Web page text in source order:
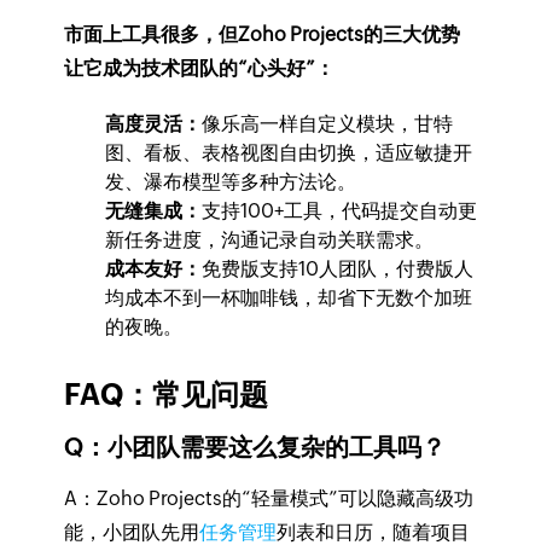
市面上工具很多，但Zoho Projects的三大优势
让它成为技术团队的“心头好”：
高度灵活： 像乐高一样自定义模块，甘特
图、看板、表格视图自由切换，适应敏捷开
发、瀑布模型等多种方法论。
无缝集成： 支持100+工具，代码提交自动更
新任务进度，沟通记录自动关联需求。
成本友好： 免费版支持10人团队，付费版人
均成本不到一杯咖啡钱，却省下无数个加班
的夜晚。
FAQ：常见问题
Q：小团队需要这么复杂的工具吗？
A：Zoho Projects的“轻量模式”可以隐藏高级功
能，小团队先用任务管理列表和日历，随着项目